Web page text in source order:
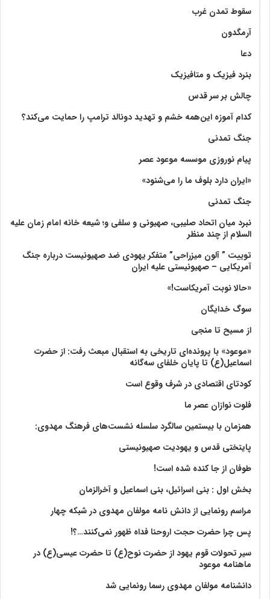
سقوط تمدن غرب
آرمگدون
دعا
بنرد فیزیک و متافیزیک
چالش بر سر قدس
کدام آموزه این‌همه خشم و تهدید دونالد ترامپ را حمایت می‌کند؟
جنگ تمدنی
پیام نوروزی موسسه موعود عصر
«ایران دارد بلوف ما را می‌شنود»
جنگ تمدنی
نبرد میان اتحاد صلیبی، صهیونی و سلفی و؛ شیعه خانه امام زمان علیه
السلام از چند منظر
توییت ” آلون میزراحی” متفکر یهودی ضد صهیونیست درباره جنگ
آمریکایی – صهیونیستی علیه ایران
«حالا نوبت آمریکاست!»
سوگ خدایگان
از مسیح تا منجی
«موعود» با پرونده‌ای تاریخی به استقبال مبعث رفت: از حضرت
اسماعیل(ع) تا پایان خلفای سه‌گانه
کودتای اقتصادی در شرف وقوع است
فلوت نوازان عصر ما
همزمان با بیستمین سالگرد سلسله نشست‌های فرهنگ مهدوی:‌
پایتختی قدس و یهودیت صهیونیستی
طوفان از جا کنده شده است!
بخش اول : بنی اسرائیل، بنی اسماعیل و آخرالزمان
مراسم رونمایی از دانش نامه مولفان مهدوی در شبکه چهار
پس چرا حضرت حجت اروحنا فداه ظهور نمی‌کنند…؟!
سیر تحولات قوم یهود از حضرت نوح(ع) تا حضرت عیسی(ع) در
ماهنامه موعود
دانشنامه مولفان مهدوی رسما رونمایی شد